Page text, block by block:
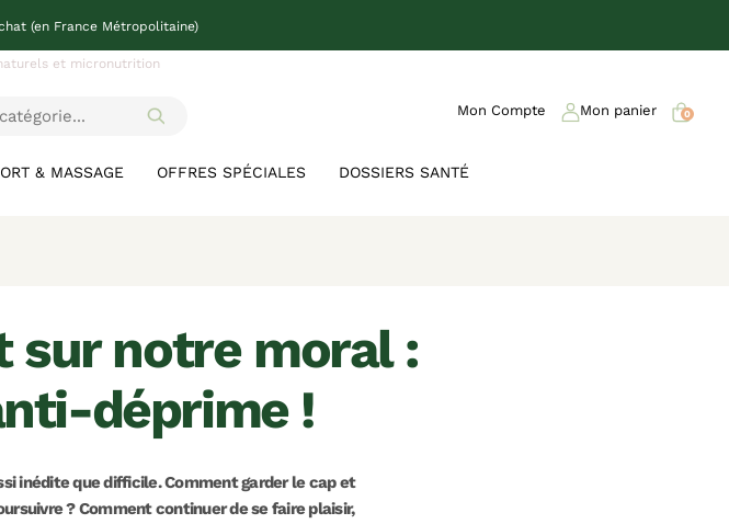
(en France Métropolitaine)
et micronutrition
& MASSAGE OFFRES SPÉCIALES DOSSIERS SANTÉ
Mon Compte Mon panier 0
déprime !
inédite que difficile. Comment garder le cap et
? Comment continuer de se faire plaisir,